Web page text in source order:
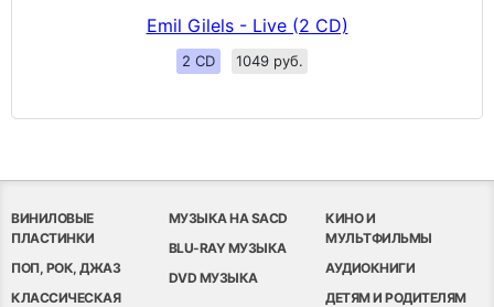
Emil Gilels - Live (2 CD)
2 CD 1049 руб.
ВИНИЛОВЫЕ
ПЛАСТИНКИ
ПОП, РОК, ДЖАЗ
КЛАССИЧЕСКАЯ
МУЗЫКА НА SACD
BLU-RAY МУЗЫКА
DVD МУЗЫКА
КИНО И
МУЛЬТФИЛЬМЫ
АУДИОКНИГИ
ДЕТЯМ И РОДИТЕЛЯМ